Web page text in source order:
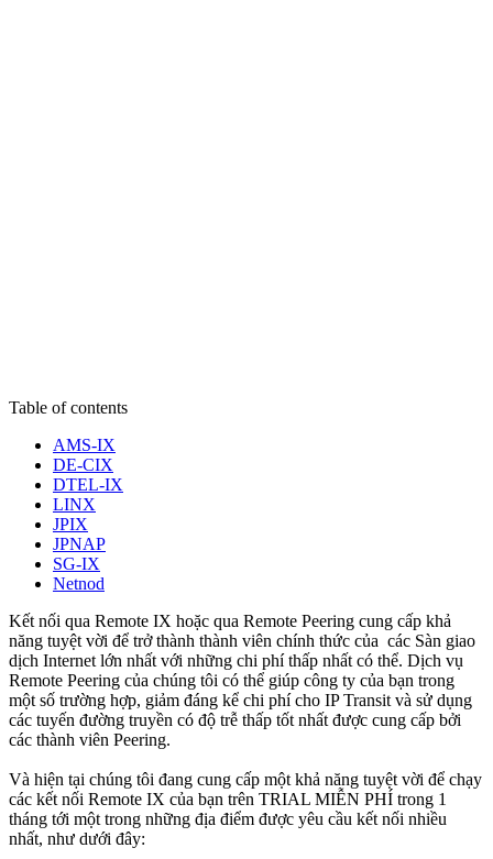
Table of contents
AMS-IX
DE-CIX
DTEL-IX
LINX
JPIX
JPNAP
SG-IX
Netnod
Kết nối qua Remote IX hoặc qua Remote Peering cung cấp khả
năng tuyệt vời để trở thành thành viên chính thức của các Sàn giao
dịch Internet lớn nhất với những chi phí thấp nhất có thể. Dịch vụ
Remote Peering của chúng tôi có thể giúp công ty của bạn trong
một số trường hợp, giảm đáng kể chi phí cho IP Transit và sử dụng
các tuyến đường truyền có độ trễ thấp tốt nhất được cung cấp bởi
các thành viên Peering.
Và hiện tại chúng tôi đang cung cấp một khả năng tuyệt vời để chạy
các kết nối Remote IX của bạn trên TRIAL MIỄN PHÍ trong 1
tháng tới một trong những địa điểm được yêu cầu kết nối nhiều
nhất, như dưới đây: